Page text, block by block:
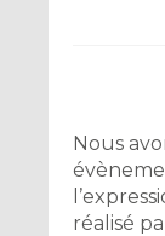
Nous
réalisé